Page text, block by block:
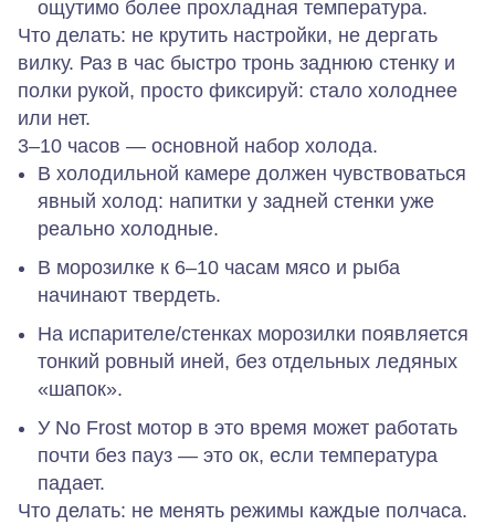
ощутимо более прохладная температура.
Что делать: не крутить настройки, не дергать
вилку. Раз в час быстро тронь заднюю стенку и
полки рукой, просто фиксируй: стало холоднее
или нет.
3–10 часов — основной набор холода.
В холодильной камере должен чувствоваться
явный холод: напитки у задней стенки уже
реально холодные.
В морозилке к 6–10 часам мясо и рыба
начинают твердеть.
На испарителе/стенках морозилки появляется
тонкий ровный иней, без отдельных ледяных
«шапок».
У No Frost мотор в это время может работать
почти без пауз — это ок, если температура
падает.
Что делать: не менять режимы каждые полчаса.